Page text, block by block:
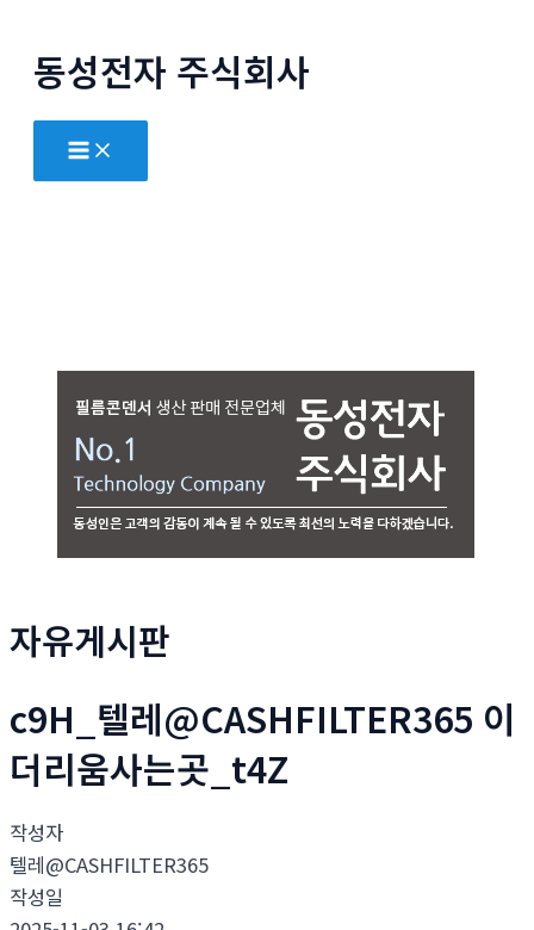
동성전자 주식회사
Main
Menu
자유게시판
c9H_텔레@CASHFILTER365 이
더리움사는곳_t4Z
작성자
텔레@CASHFILTER365
작성일